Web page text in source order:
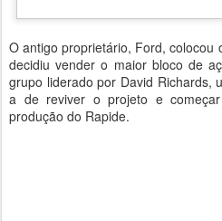
O antigo proprietário, Ford, colocou
decidiu vender o maior bloco de
grupo liderado por David Richards,
a de reviver o projeto e
produção do Rapide.